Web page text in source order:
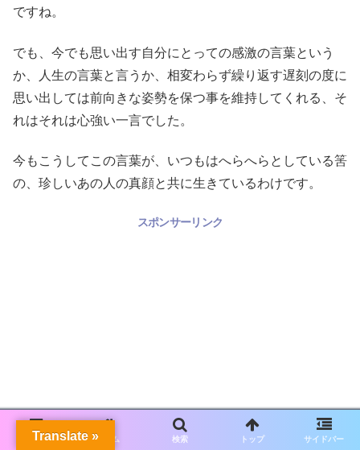
ですね。
でも、今でも思い出す自分にとっての感激の言葉という
か、人生の言葉と言うか、相変わらず繰り返す遅刻の度に
思い出しては前向きな姿勢を保つ事を維持してくれる、そ
れはそれは心強い一言でした。
今もこうしてこの言葉が、いつもはへらへらとしている筈
の、珍しいあの人の真顔と共に生きているわけです。
スポンサーリンク
メニュー ホーム 検索 トップ サイドバー
Translate »